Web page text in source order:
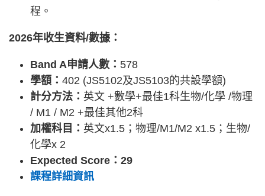
程。
2026年收生資料/數據：
Band A申請人數： 578
學額： 402 (JS5102及JS5103的共設學額)
計分方法： 英文 +數學+最佳1科生物/化學 /物理
/ M1 / M2 +最佳其他2科
加權科目： 英文x1.5；物理/M1/M2 x1.5；生物/
化學x 2
Expected Score：29
課程詳細資訊